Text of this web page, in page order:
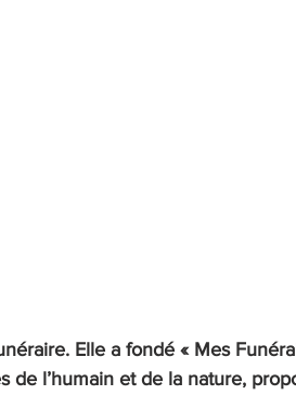
Elle a fondé « Mes
de l’humain et de la nature,